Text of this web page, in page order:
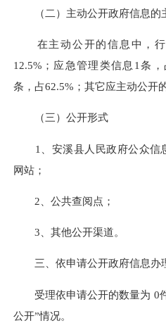
（二）主动公开政府信息
在主动公开的信息中，
12.5%；应急管理类信息1条
条，占62.5%；其它应主动公开
（三）公开形式
1
、安溪县人民政府公众
网站；
2 、公共查阅点；
3 、其他公开渠道。
三、依申请公开政府信息办
受理依申请公开的数量为 0
公开”情况。